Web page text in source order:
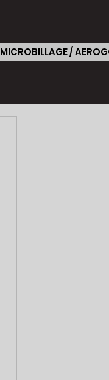
MICROBILLAGE /